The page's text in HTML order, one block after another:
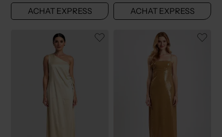
ACHAT EXPRESS ACHAT EXPRESS